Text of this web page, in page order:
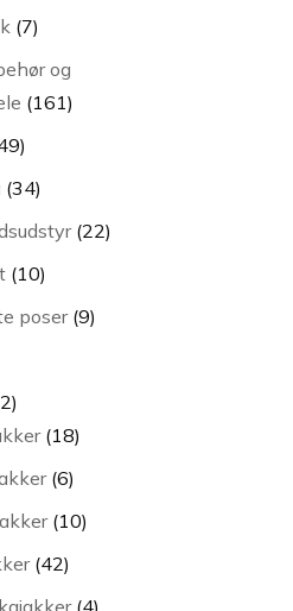
77
og
161161
49
varer
3434
varer
2222
1010
varer
poser 99
82
varer1818
66
varer
1010
4242
varer
44